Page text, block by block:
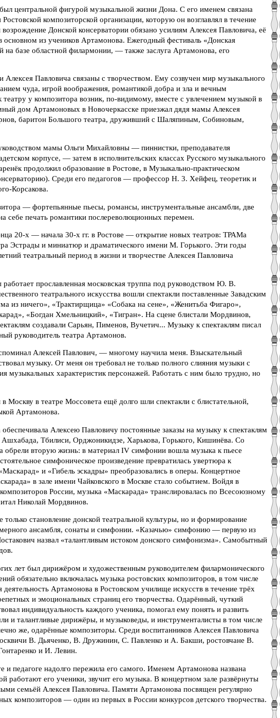
центральной фигурой музыкальной жизни Дона. С его именем связана
композиторской организации, которую он возглавлял в течение
Донской консерватории обязано усилиям Алексея Павловича, её
основном из учеников Артамонова. Ежегодный фестиваль «Донская
на базе областной филармонии, — также заслуга Артамонова, его
Алексея Павловича связаны с творчеством. Ему созвучен мир музыкального
чуда, игрой воображения, романтикой добра и зла и вечным
у композитора возник, по-видимому, вместе с увлечением музыкой в
дом Артамоновых в Новочеркасске приезжал дядя мамы Алексея
баритон Большого театра, друживший с Шаляпиным, Собиновым,
мамы Ольги Михайловны — пиннистки, преподавателя
корпусе, — затем в исполнительских классах Русского музыкального
продолжил образование в Ростове, в Музыкально-практическом
Среди его педагогов — профессор Н. 3. Хейфец, теоретик и
Корсакова.
— фортепьянные пьесы, романсы, инструментальные ансамбли, две
себе печать романтики послереволюционных перемен.
20-х — начала 30-х гг. в Ростове — открытие новых театров: ТРАМа
Эстрады и миниатюр и драматического имени М. Горького. Эти годы
театральный период в жизни и творчестве Алексея Павловича
прославленная московская труппа под руководством Ю. В.
театрального искусства вошли спектакли поставленные Завадским
из ничего», «Трактирщица» «Собака на сене», «Женитьба Фигаро»,
«Богдан Хмельницкий», «Тигран». На сцене блистали Мордвинов,
создавали Сарьян, Пименов, Вучетич... Музыку к спектаклям писал
руководитель театра Артамонов.
Алексей Павлович, — многому научила меня. Взыскательный
музыку. От меня он требовал не только полного слияния музыки с
музыкальных характеристик персонажей. Работать с ним было трудно, но
Москву в театре Моссовета ещё долго шли спектакли с блистательной,
Артамонова.
обеспечивала Алексею Павловичу постоянные заказы на музыку к спектаклям
Тбилиси, Орджоникидзе, Харькова, Горького, Кишинёва. Со
обрели вторую жизнь: в материал IV симфонии вошла музыка к пьесе
симфоническое произведение превратилась увертюра к
и «Гибель эскадры» преобразовались в оперы. Концертное
в зале имени Чайковского в Москве стало событием. Войдя в
России, музыка «Маскарада» транслировалась по Всесоюзному
Николай Мордвинов.
становление донской театральной культуры, но и формирование
ансамбля, сонаты и симфонии. «Казачью» симфонию — первую из
назвал «талантливым истоком донского симфонизма». Самобытный
лет был дирижёром и художественным руководителем филармонического
обязательно включалась музыка ростовских композиторов, в том числе
деятельность Артамонова в Ростовском училище искусств в течение трёх
и эмоциональных страниц его творчества. Одарённый, чуткий
индивидуальность каждого ученика, помогал ему понять и развить
и талантливые дирижёры, и музыковеды, и инструменталисты в том числе
же, одарённые композиторы. Среди воспитанников Алексея Павловича
В. Дьяченко, В. Дружинин, С. Павленко и А. Бакши, ростовчане В.
и И. Левин.
педагоге надолго пережила его самого. Именем Артамонова названа
работают его ученики, звучит его музыка. В концертном зале развёрнуты
семьёй Алексея Павловича. Памяти Артамонова посвящен регулярно
композиторов — один из первых в России конкурсов детского творчества.